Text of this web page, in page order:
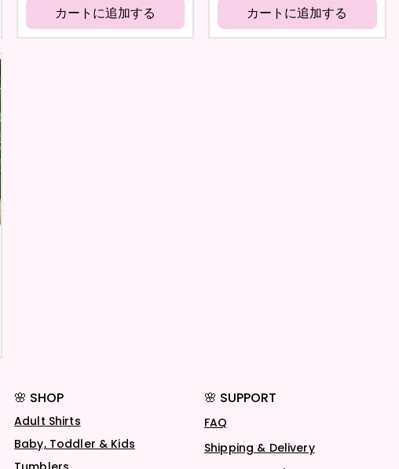
カートに追加する
カートに追加する
🌸 SHOP
Adult Shirts
Baby, Toddler & Kids
🌸 SUPPORT
FAQ
Shipping & Delivery